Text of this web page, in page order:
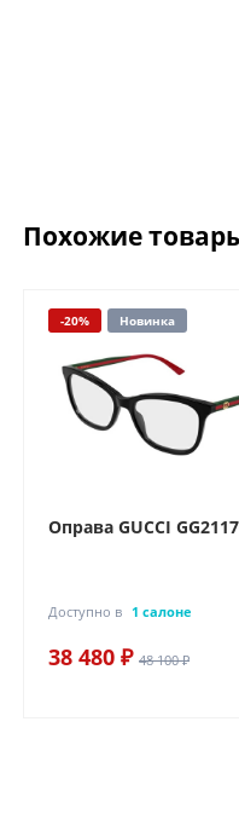
Похожие
-20% Новинка
Оправа GUCCI
Доступно в 1 салоне
38 480 ₽ 48 100 ₽